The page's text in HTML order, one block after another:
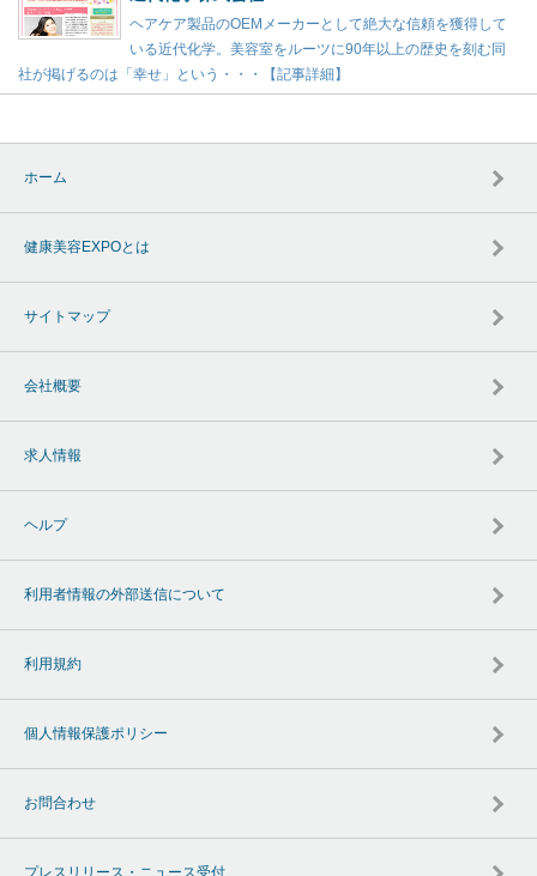
ヘアケア製品のOEMメーカーとして絶大な信頼を獲得して
いる近代化学。美容室をルーツに90年以上の歴史を刻む同
社が掲げるのは「幸せ」という・・・【記事詳細】
ホーム
健康美容EXPOとは
サイトマップ
会社概要
求人情報
ヘルプ
利用者情報の外部送信について
利用規約
個人情報保護ポリシー
お問合わせ
プレスリリース・ニュース受付